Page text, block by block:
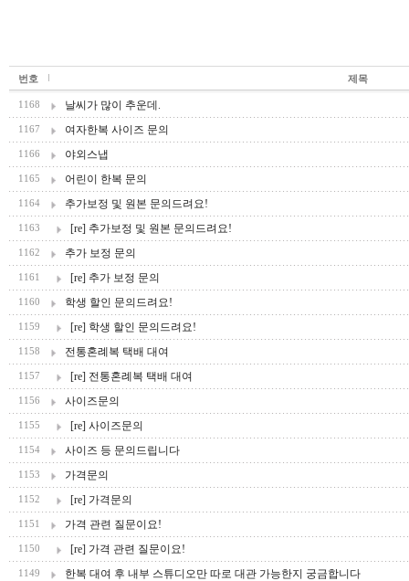
번호 제목
1168 날씨가 많이 추운데.
1167 여자한복 사이즈 문의
1166 야외스냅
1165 어린이 한복 문의
1164 추가보정 및 원본 문의드려요!
1163 [re] 추가보정 및 원본 문의드려요!
1162 추가 보정 문의
1161 [re] 추가 보정 문의
1160 학생 할인 문의드려요!
1159 [re] 학생 할인 문의드려요!
1158 전통혼례복 택배 대여
1157 [re] 전통혼례복 택배 대여
1156 사이즈문의
1155 [re] 사이즈문의
1154 사이즈 등 문의드립니다
1153 가격문의
1152 [re] 가격문의
1151 가격 관련 질문이요!
1150 [re] 가격 관련 질문이요!
1149 한복 대여 후 내부 스튜디오만 따로 대관 가능한지 궁금합니다